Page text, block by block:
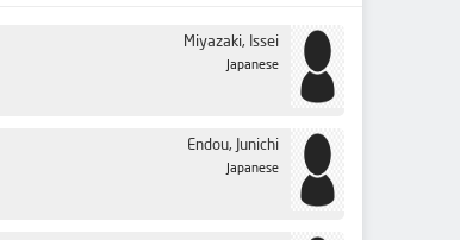
Miyazaki, Issei
Japanese
Endou, Junichi
Japanese